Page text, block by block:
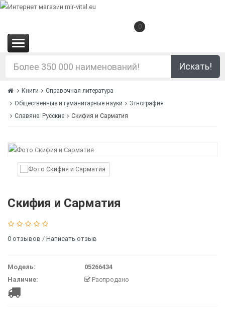
0
Искать!
Книги
Справочная литература
Общественные и гуманитарные науки
Этнография
Славяне. Русские
Скифия и Сарматия
Скифия и Сарматия
0 отзывов / Написать отзыв
Модель:
05266434
Наличие:
Распродано